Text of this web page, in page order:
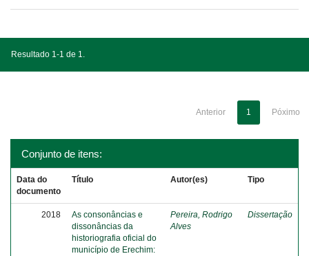
Resultado 1-1 de 1.
Anterior 1 Póximo
Conjunto de itens:
Data do
documento
Título Autor(es) Tipo
2018
As consonâncias e
dissonâncias da
historiografia oficial do
município de Erechim:
Pereira, Rodrigo
Alves
Dissertação